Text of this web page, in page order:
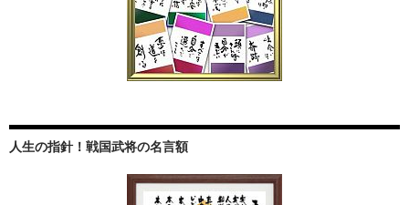
人生の指針！戦国武将の名言額